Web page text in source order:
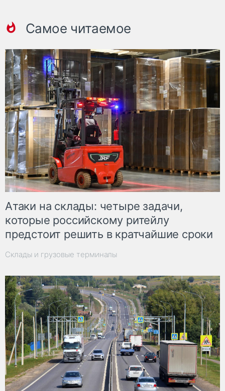
Самое читаемое
Атаки на склады: четыре задачи,
которые российскому ритейлу
предстоит решить в кратчайшие сроки
Склады и грузовые терминалы